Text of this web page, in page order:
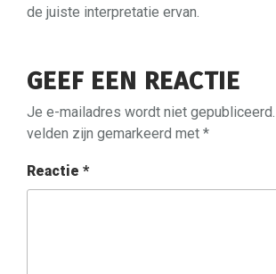
de juiste interpretatie ervan.
GEEF EEN REACTIE
Je e-mailadres wordt niet gepubliceerd.
velden zijn gemarkeerd met *
Reactie *